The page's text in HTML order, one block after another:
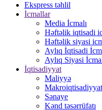
Ekspress təhlil
İcmallar
Media İcmalı
Həftəlik iqtisadi
Həftəlik siyasi
Aylıq İqtisadi
Aylıq Siyasi
İqtisadiyyat
Maliyyə
Makroiqtisadiyyat
Sənaye
Kənd təsərrüfatı